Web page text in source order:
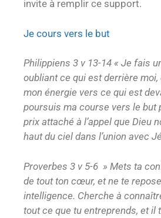
invite à remplir ce support.
Je cours vers le but
Philippiens 3 v 13-14 « Je fais
oubliant ce qui est derrière moi,
mon énergie vers ce qui est
poursuis ma course vers le but
prix attaché à l’appel que Dieu
haut du ciel dans l’union avec
Proverbes 3 v 5-6 » Mets ta
de tout ton cœur, et ne te
intelligence. Cherche à
tout ce que tu entreprends, et il